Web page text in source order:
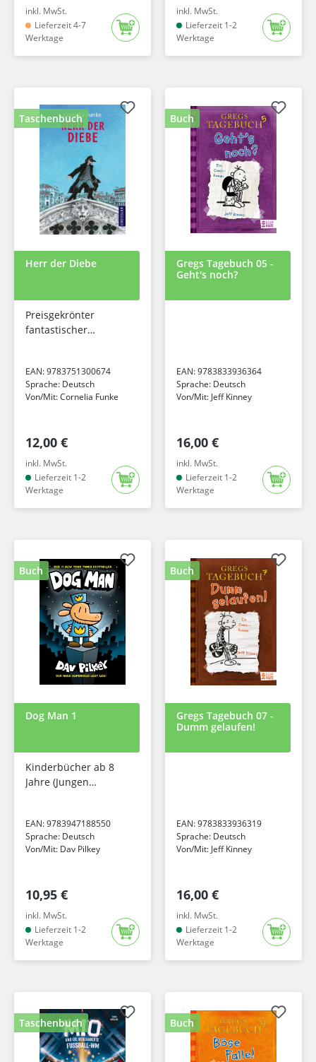
inkl. MwSt.
Lieferzeit 4-7
Werktage
inkl. MwSt.
Lieferzeit 1-2
Werktage
Taschenbuch
Herr der Diebe
Preisgekrönter
fantastischer
Jahren
EAN:9783751300674
Sprache: Deutsch
Von/Mit:Cornelia Funke
12,00 €
inkl. MwSt.
Lieferzeit 1-2
Werktage
Buch
Gregs Tagebuch 05 -
Geht's noch?
EAN:9783833936364
Sprache: Deutsch
Von/Mit: Jeff Kinney
16,00 €
inkl. MwSt.
Lieferzeit 1-2
Werktage
Buch
Dog Man 1
Kinderbücher ab 8
Jahre (Jungen
EAN:9783947188550
Sprache: Deutsch
Von/Mit: Dav Pilkey
10,95 €
inkl. MwSt.
Lieferzeit 1-2
Werktage
Buch
Gregs Tagebuch 07 -
Dumm gelaufen!
EAN:9783833936319
Sprache: Deutsch
Von/Mit: Jeff Kinney
16,00 €
inkl. MwSt.
Lieferzeit 1-2
Werktage
Taschenbuch Buch